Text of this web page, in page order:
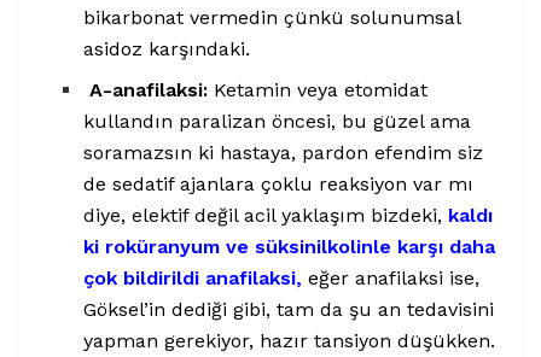
bikarbonat vermedin çünkü solunumsal
asidoz karşındaki.
A-anafilaksi: Ketamin veya etomidat
kullandın paralizan öncesi, bu güzel ama
soramazsın ki hastaya, pardon efendim siz
de sedatif ajanlara çoklu reaksiyon var mı
diye, elektif değil acil yaklaşım bizdeki, kaldı
ki roküranyum ve süksinilkolinle karşı daha
çok bildirildi anafilaksi, eğer anafilaksi ise,
Göksel’in dediği gibi, tam da şu an tedavisini
yapman gerekiyor, hazır tansiyon düşükken.